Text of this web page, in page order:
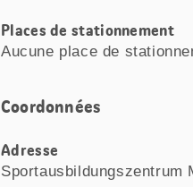
Places de stationnement
Aucune place de
Coordonnées
Adresse
Sportausbildungszentrum